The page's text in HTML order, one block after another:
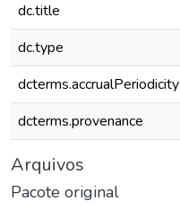
dc.title
dc.type
dcterms.accrualPeriodicity
dcterms.provenance
Arquivos
Pacote original